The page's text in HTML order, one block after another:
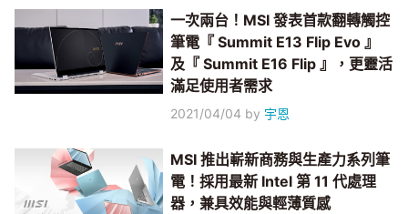
一次兩台！MSI 發表首款翻轉觸控
筆電『 Summit E13 Flip Evo 』
及『 Summit E16 Flip 』，更靈活
滿足使用者需求
2021/04/04 by 宇恩
MSI 推出嶄新商務與生產力系列筆
電！採用最新 Intel 第 11 代處理
器，兼具效能與輕薄質感